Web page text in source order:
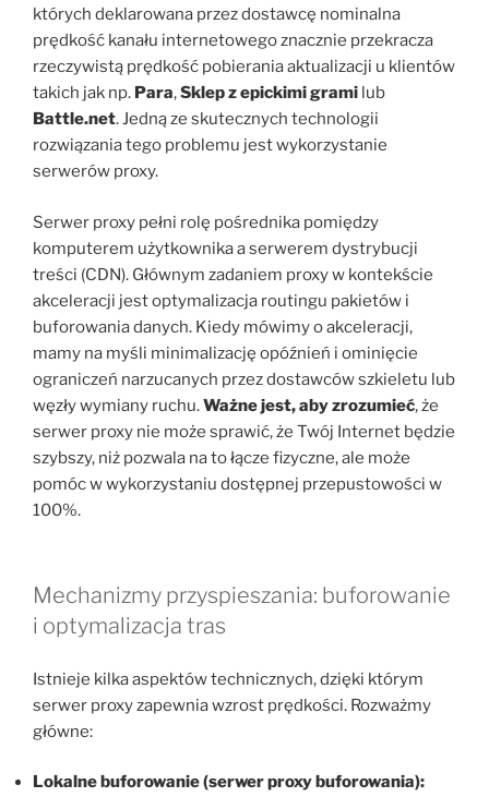
których deklarowana przez dostawcę nominalna
prędkość kanału internetowego znacznie przekracza
rzeczywistą prędkość pobierania aktualizacji u klientów
takich jak np. Para,Sklep z epickimi grami lub
Battle.net. Jedną ze skutecznych technologii
rozwiązania tego problemu jest wykorzystanie
serwerów proxy.
Serwer proxy pełni rolę pośrednika pomiędzy
komputerem użytkownika a serwerem dystrybucji
treści (CDN). Głównym zadaniem proxy w kontekście
akceleracji jest optymalizacja routingu pakietów i
buforowania danych. Kiedy mówimy o akceleracji,
mamy na myśli minimalizację opóźnień i ominięcie
ograniczeń narzucanych przez dostawców szkieletu lub
węzły wymiany ruchu.Ważne jest, aby zrozumieć, że
serwer proxy nie może sprawić, że Twój Internet będzie
szybszy, niż pozwala na to łącze fizyczne, ale może
pomóc w wykorzystaniu dostępnej przepustowości w
100%.
Mechanizmy przyspieszania: buforowanie
i optymalizacja tras
Istnieje kilka aspektów technicznych, dzięki którym
serwer proxy zapewnia wzrost prędkości. Rozważmy
główne:
Lokalne buforowanie (serwer proxy buforowania):